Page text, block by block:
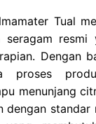
Tual
seragam resmi
Dengan
proses
menunjang
dengan standar